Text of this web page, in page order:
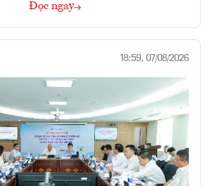
Đọc ngay
18:59, 07/08/2026